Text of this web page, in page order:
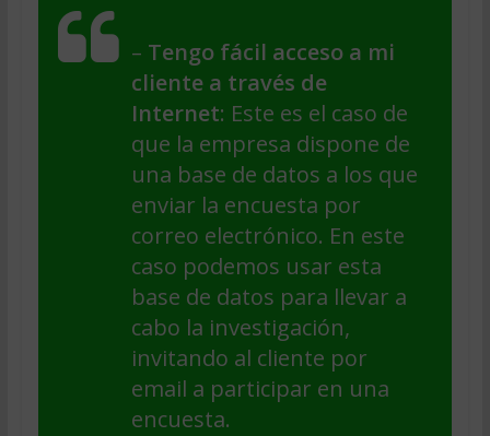
– Tengo fácil acceso a mi
cliente a través de
Internet: Este es el caso de
que la empresa dispone de
una base de datos a los que
enviar la encuesta por
correo electrónico. En este
caso podemos usar esta
base de datos para llevar a
cabo la investigación,
invitando al cliente por
email a participar en una
encuesta.